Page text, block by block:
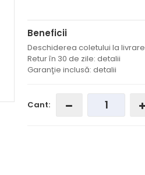
Beneficii
Deschiderea coletului la livrare
Retur în 30 de zile: detalii
Garanţie inclusă: detalii
Cant: